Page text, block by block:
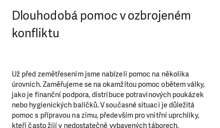
Dlouhodobá pomoc v ozbrojeném
konfliktu
Už před zemětřesením jsme nabízeli pomoc na několika
úrovních. Zaměřujeme se na okamžitou pomoc obětem války,
jako je finanční podpora, distribuce potravinových poukázek
nebo hygienických balíčků. V současné situaci je důležitá
pomoc s přípravou na zimu, především pro vnitřní uprchlíky,
kteří často žijí v nedostatečně vybavených táborech.